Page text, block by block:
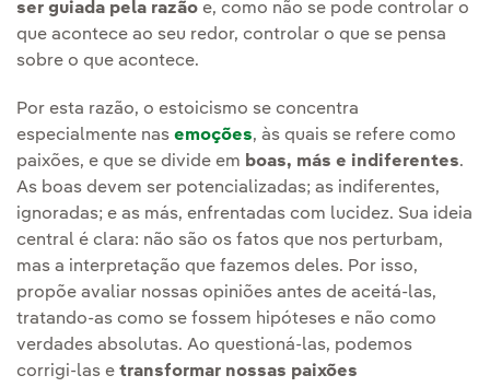
ser guiada pela razão e, como não se pode controlar o
que acontece ao seu redor, controlar o que se pensa
sobre o que acontece.
Por esta razão, o estoicismo se concentra
especialmente nas emoções, às quais se refere como
paixões, e que se divide em boas, más e indiferentes.
As boas devem ser potencializadas; as indiferentes,
ignoradas; e as más, enfrentadas com lucidez. Sua ideia
central é clara: não são os fatos que nos perturbam,
mas a interpretação que fazemos deles. Por isso,
propõe avaliar nossas opiniões antes de aceitá-las,
tratando-as como se fossem hipóteses e não como
verdades absolutas. Ao questioná-las, podemos
corrigi-las e transformar nossas paixões